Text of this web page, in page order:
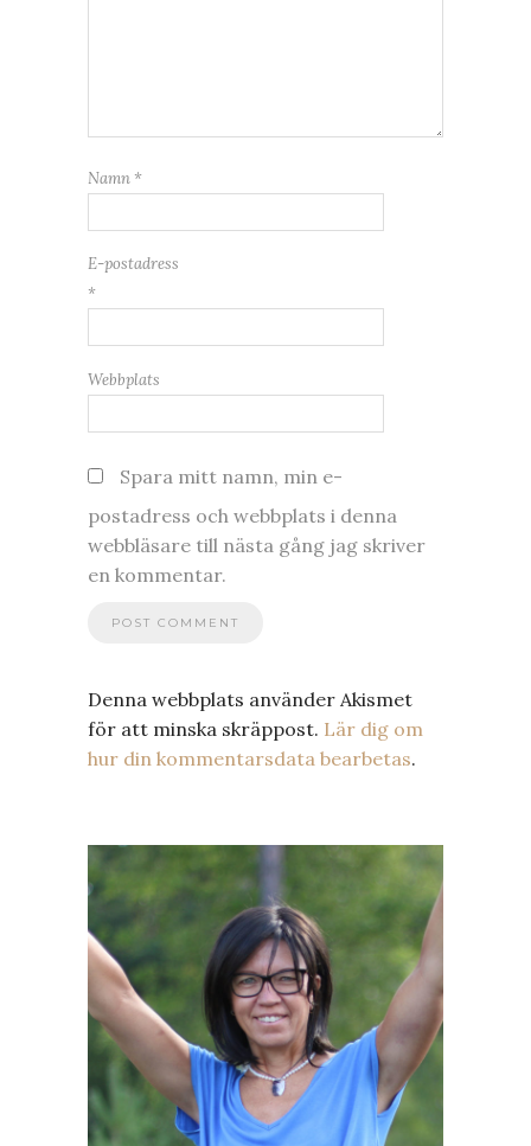
Namn *
E-postadress
*
Webbplats
Spara mitt namn, min e-
postadress och webbplats i denna
webbläsare till nästa gång jag skriver
en kommentar.
Denna webbplats använder Akismet
för att minska skräppost. Lär dig om
hur din kommentarsdata bearbetas.